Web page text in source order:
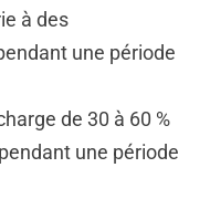
à des
une période
de 30 à 60 %
une période